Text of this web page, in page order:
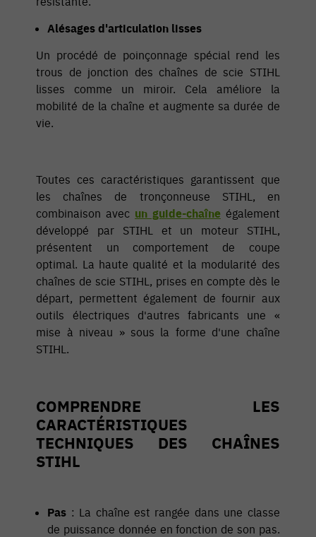
Alésages d'articulation lisses
Un procédé de poinçonnage spécial rend les
trous de jonction des chaînes de scie STIHL
lisses comme un miroir. Cela améliore la
mobilité de la chaîne et augmente sa durée de
vie.
Toutes ces caractéristiques garantissent que
les chaînes de tronçonneuse STIHL, en
combinaison avec un guide-chaîneégalement
développé par STIHL et un moteur STIHL,
présentent un comportement de coupe
optimal. La haute qualité et la modularité des
chaînes de scie STIHL, prises en compte dès le
départ, permettent également de fournir aux
outils électriques d'autres fabricants une «
mise à niveau » sous la forme d'une chaîne
STIHL.
COMPRENDRE LES
CARACTÉRISTIQUES
TECHNIQUES DES CHAÎNES
STIHL
Pas : La chaîne est rangée dans une classe
de puissance donnée en fonction de son pas.